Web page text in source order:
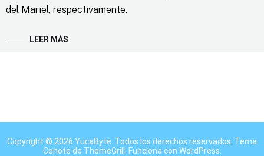
del Mariel, respectivamente.
LEER MÁS
Copyright © 2026 YucaByte . Todos los derechos reservados. Tema
Cenote de ThemeGrill. Funciona con WordPress